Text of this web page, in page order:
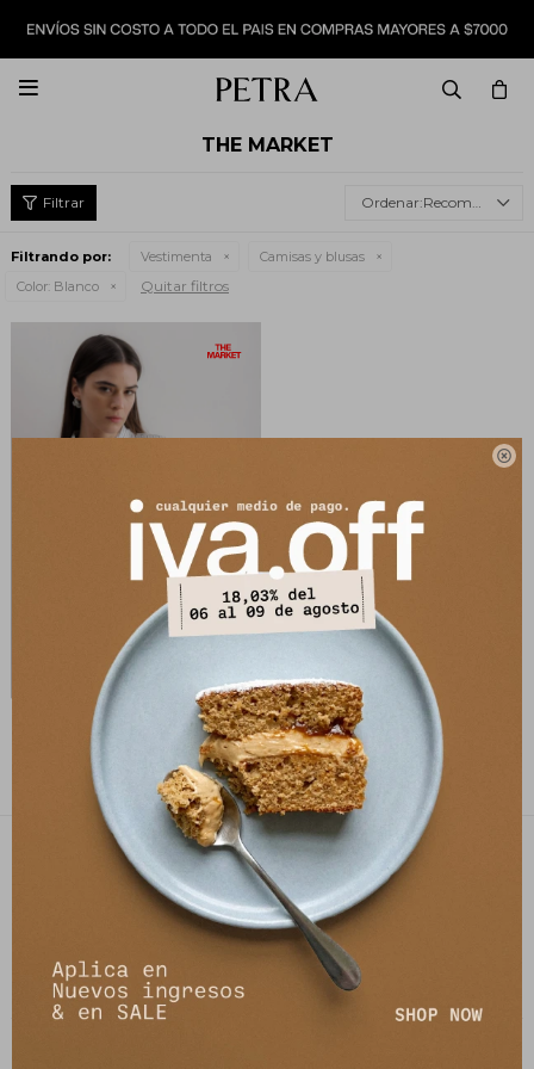


THE MARKET
Recomendados
Filtrando por: Vestimenta
Camisas y blusas
Color: Blanco Quitar filtros
Camisa Anna - Blanco
PETRA STORE
27141061 - 099 747 832
21 de setiembre 2895, Montevideo
shop@petrastore.com.uy
De lunes a sábados de 11 a 20hs